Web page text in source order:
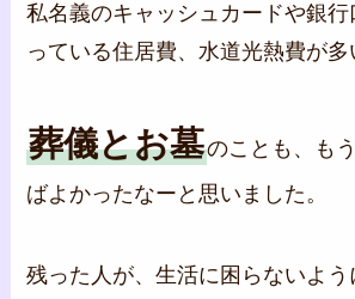
私名義のキャッシュカードや銀
っている住居費、水道光熱費が多
葬儀とお墓のことも、も
ばよかったなーと思いました。
残った人が、生活に困らないよう